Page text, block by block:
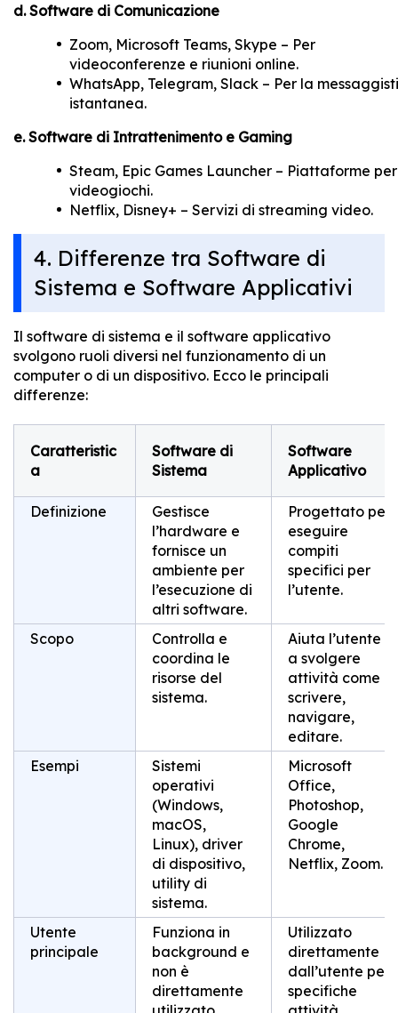
d. Software di Comunicazione
Zoom, Microsoft Teams, Skype – Per
videoconferenze e riunioni online.
WhatsApp, Telegram, Slack – Per la
istantanea.
e. Software di Intrattenimento e Gaming
Steam, Epic Games Launcher – Piattaforme per
videogiochi.
Netflix, Disney+ – Servizi di streaming video.
4. Differenze tra Software di
Sistema e Software Applicativi
Il software di sistema e il software applicativo
svolgono ruoli diversi nel funzionamento di un
computer o di un dispositivo. Ecco le principali
differenze:
Caratteristic
a
Software di
Sistema
Software
Applicativo
Definizione
Gestisce
l’hardware e
fornisce un
ambiente per
l’esecuzione di
altri software.
Progettato per
eseguire
compiti
specifici per
l’utente.
Scopo
Controlla e
coordina le
risorse del
sistema.
Aiuta l’utente
a svolgere
attività come
scrivere,
navigare,
editare.
Esempi
Sistemi
operativi
(Windows,
macOS,
Linux), driver
di dispositivo,
utility di
sistema.
Microsoft
Office,
Photoshop,
Google
Chrome,
Netflix, Zoom.
Utente
principale
Funziona in
background e
non è
direttamente
Utilizzato
direttamente
dall’utente per
specifiche